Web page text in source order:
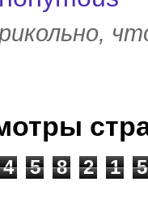
4 5 8 2 1 5